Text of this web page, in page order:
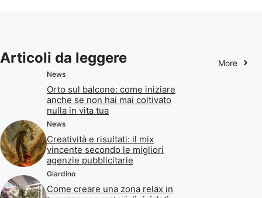
Articoli da leggere More
News
Orto sul balcone: come iniziare
anche se non hai mai coltivato
nulla in vita tua
News
Creatività e risultati: il mix
vincente secondo le migliori
agenzie pubblicitarie
Giardino
Come creare una zona relax in